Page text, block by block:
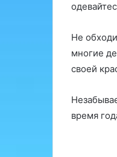
Не
многие
своей
время